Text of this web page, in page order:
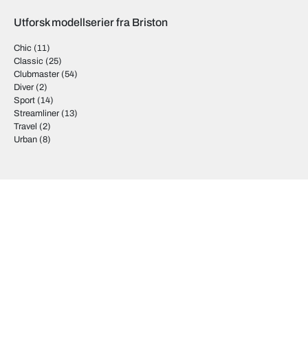
Utforsk modellserier fra Briston
Chic (11)
Classic (25)
Clubmaster (54)
Diver (2)
Sport (14)
Streamliner (13)
Travel (2)
Urban (8)